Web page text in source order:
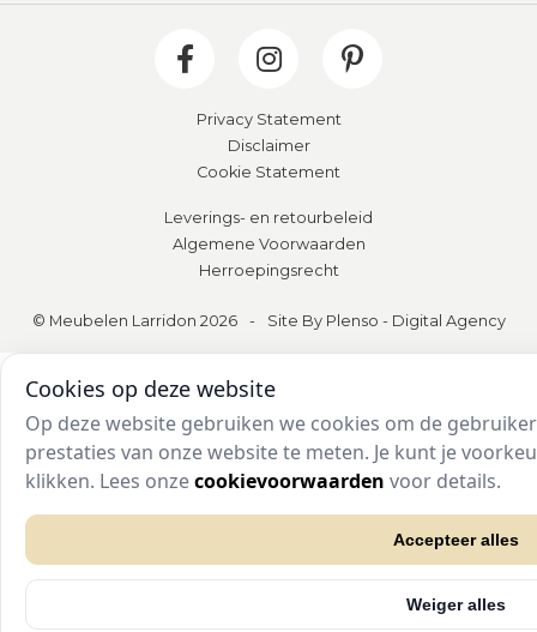
Privacy Statement
Disclaimer
Cookie Statement
Leverings- en retourbeleid
Algemene Voorwaarden
Herroepingsrecht
© Meubelen Larridon 2026 - Site By Plenso - Digital Agency
Cookies op deze website
Op deze website gebruiken we cookies om de
prestaties van onze website te meten. Je kunt je
klikken. Lees onzecookievoorwaarden voor details.
Accepteer alles
Weiger alles